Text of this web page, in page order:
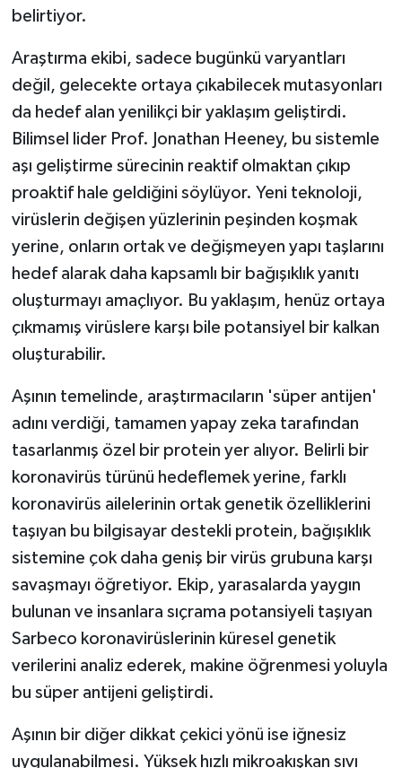
belirtiyor.
Araştırma ekibi, sadece bugünkü varyantları
değil, gelecekte ortaya çıkabilecek mutasyonları
da hedef alan yenilikçi bir yaklaşım geliştirdi.
Bilimsel lider Prof. Jonathan Heeney, bu sistemle
aşı geliştirme sürecinin reaktif olmaktan çıkıp
proaktif hale geldiğini söylüyor. Yeni teknoloji,
virüslerin değişen yüzlerinin peşinden koşmak
yerine, onların ortak ve değişmeyen yapı taşlarını
hedef alarak daha kapsamlı bir bağışıklık yanıtı
oluşturmayı amaçlıyor. Bu yaklaşım, henüz ortaya
çıkmamış virüslere karşı bile potansiyel bir kalkan
oluşturabilir.
Aşının temelinde, araştırmacıların 'süper antijen'
adını verdiği, tamamen yapay zeka tarafından
tasarlanmış özel bir protein yer alıyor. Belirli bir
koronavirüs türünü hedeflemek yerine, farklı
koronavirüs ailelerinin ortak genetik özelliklerini
taşıyan bu bilgisayar destekli protein, bağışıklık
sistemine çok daha geniş bir virüs grubuna karşı
savaşmayı öğretiyor. Ekip, yarasalarda yaygın
bulunan ve insanlara sıçrama potansiyeli taşıyan
Sarbeco koronavirüslerinin küresel genetik
verilerini analiz ederek, makine öğrenmesi yoluyla
bu süper antijeni geliştirdi.
Aşının bir diğer dikkat çekici yönü ise iğnesiz
uygulanabilmesi. Yüksek hızlı mikroakışkan sıvı